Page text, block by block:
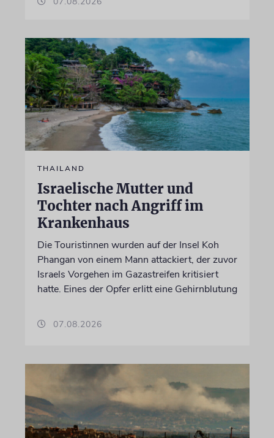
THAILAND
Israelische Mutter und
Tochter nach Angriff im
Krankenhaus
Die Touristinnen wurden auf der Insel Koh
Phangan von einem Mann attackiert, der zuvor
Israels Vorgehen im Gazastreifen kritisiert
hatte. Eines der Opfer erlitt eine Gehirnblutung
07.08.2026